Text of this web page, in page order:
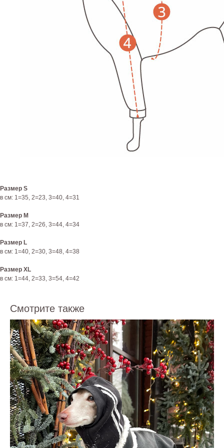
Размер S
в см: 1=35, 2=23, 3=40, 4=31
Размер M
в см: 1=37, 2=26, 3=44, 4=34
Размер L
в см: 1=40, 2=30, 3=48, 4=38
Размер XL
в см: 1=44, 2=33, 3=54, 4=42
Смотрите также